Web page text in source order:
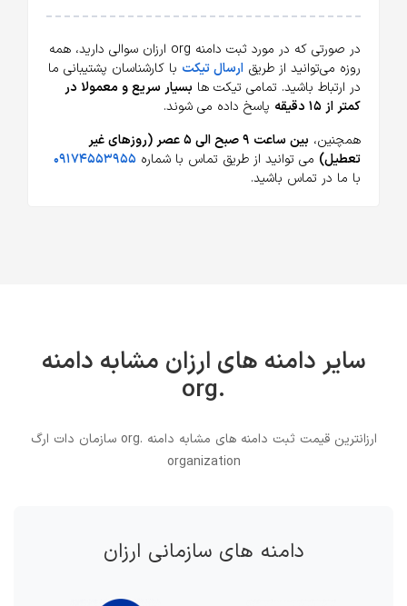
در صورتی که در مورد ثبت دامنه org ارزان سوالی دارید، همه
روزه می‌توانید از طریق ارسال تیکت با کارشناسان پشتیبانی ما
در ارتباط باشید. تمامی تیکت ها بسیار سریع و معمولا در
کمتر از ۱۵ دقیقه
پاسخ داده می شوند.
همچنین،
بین ساعت ۹ صبح الی ۵ عصر (روزهای غیر
تعطیل) می توانید از طریق تماس با شماره ۰۹۱۷۴۵۵۳۹۵۵
با ما در تماس باشید.
سایر دامنه های ارزان مشابه دامنه
.org
ارزانترین قیمت ثبت دامنه های مشابه دامنه .org سازمان دات ارگ
organization
دامنه های سازمانی ارزان